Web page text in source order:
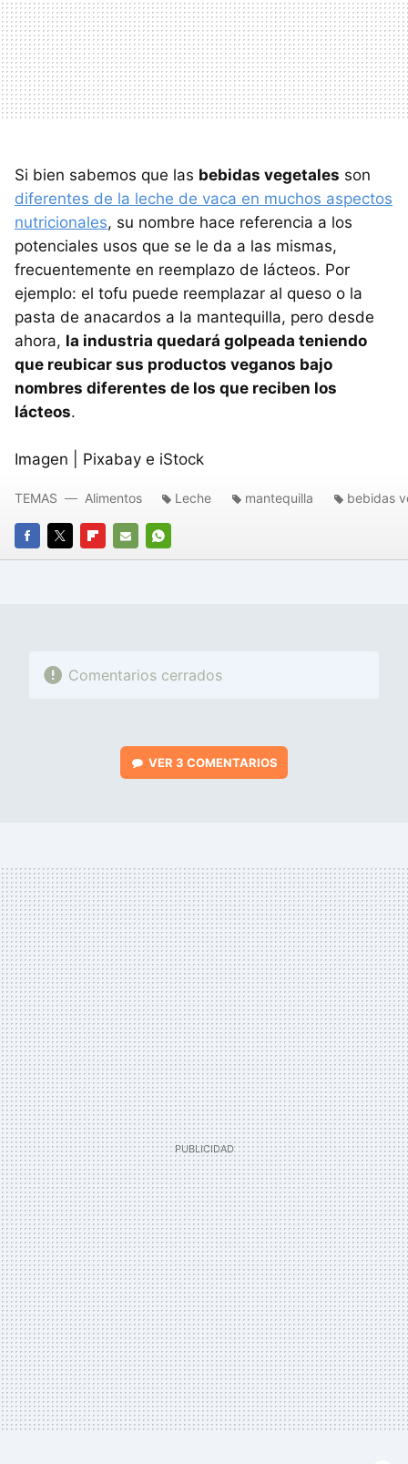
Si bien sabemos que las bebidas vegetales son
diferentes de la leche de vaca en muchos aspectos
nutricionales, su nombre hace referencia a los
potenciales usos que se le da a las mismas,
frecuentemente en reemplazo de lácteos. Por
ejemplo: el tofu puede reemplazar al queso o la
pasta de anacardos a la mantequilla, pero desde
ahora, la industria quedará golpeada teniendo
que reubicar sus productos veganos bajo
nombres diferentes de los que reciben los
lácteos.
Imagen | Pixabay e iStock
FACEBOOK
TWITTERFLIPBOARD
E-
WHATSAPP
TEMAS Alimentos Leche mantequilla bebidas
Comentarios cerrados
VER 3 COMENTARIOS